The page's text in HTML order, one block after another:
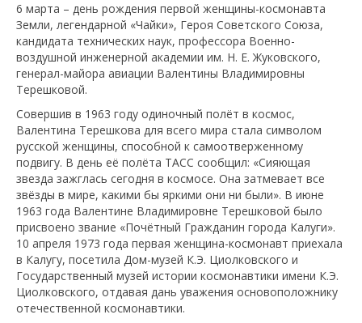
6 марта – день рождения первой женщины-космонавта
Земли, легендарной «Чайки», Героя Советского Союза,
кандидата технических наук, профессора Военно-
воздушной инженерной академии им. Н. Е. Жуковского,
генерал-майора авиации Валентины Владимировны
Терешковой.
Совершив в 1963 году одиночный полёт в космос,
Валентина Терешкова для всего мира стала символом
русской женщины, способной к самоотверженному
подвигу. В день её полёта ТАСС сообщил: «Сияющая
звезда зажглась сегодня в космосе. Она затмевает все
звёзды в мире, какими бы яркими они ни были». В июне
1963 года Валентине Владимировне Терешковой было
присвоено звание «Почётный Гражданин города Калуги».
10 апреля 1973 года первая женщина-космонавт приехала
в Калугу, посетила Дом-музей К.Э. Циолковского и
Государственный музей истории космонавтики имени К.Э.
Циолковского, отдавая дань уважения основоположнику
отечественной космонавтики.